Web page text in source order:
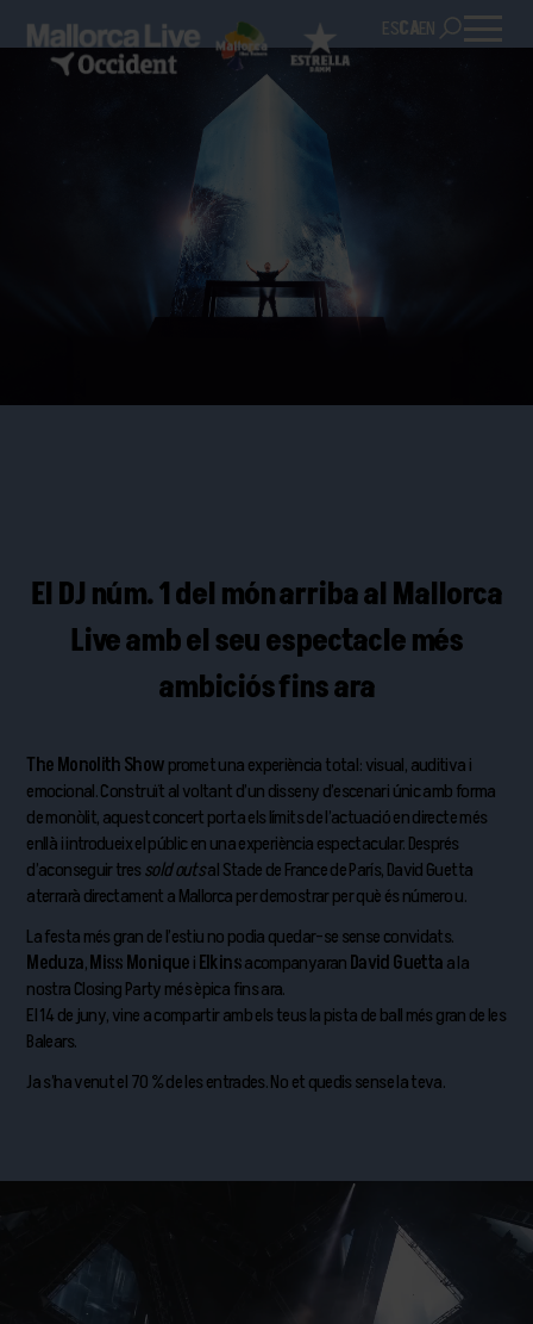
ESCAEN
El DJ núm. 1 del món arriba al Mallorca
Live amb el seu espectacle més
ambiciós fins ara
The Monolith Showpromet una experiència total: visual, auditiva i
emocional. Construït al voltant d’un disseny d’escenari únic amb forma
de monòlit, aquest concert porta els límits de l’actuació en directe més
enllà i introdueix el públic en una experiència espectacular. Després
d’aconseguir tressold outsal Stade de France de París, David Guetta
aterrarà directament a Mallorca per demostrar per què és número u.
La festa més gran de l’estiu no podia quedar-se sense convidats.
Meduza,MissMoniqueiElkinsacompanyaranDavidGuettaa la
nostra Closing Party més èpica fins ara.
El 14 de juny, vine a compartir amb els teus la pista de ball més gran de les
Balears.
Ja s’ha venut el 70 % de les entrades. No et quedis sense la teva.